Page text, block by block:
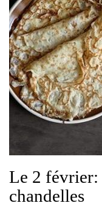
Le 2 février:
chandelles